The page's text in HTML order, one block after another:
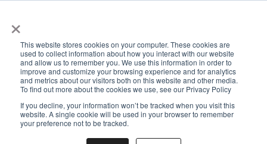
×
This website stores cookies on your computer. These cookies are
used to collect information about how you interact with our website
and allow us to remember you. We use this information in order to
improve and customize your browsing experience and for analytics
and metrics about our visitors both on this website and other media.
To find out more about the cookies we use, see our Privacy Policy
If you decline, your information won’t be tracked when you visit this
website. A single cookie will be used in your browser to remember
your preference not to be tracked.